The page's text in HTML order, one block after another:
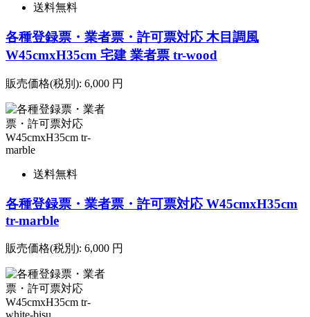
送料無料
各種登録票・業者票・許可票対応 木目調風
W45cmxH35cm 宅建 業者票 tr-wood
販売価格(税別): 6,000 円
送料無料
各種登録票・業者票・許可票対応 W45cmxH35cm
tr-marble
販売価格(税別): 6,000 円